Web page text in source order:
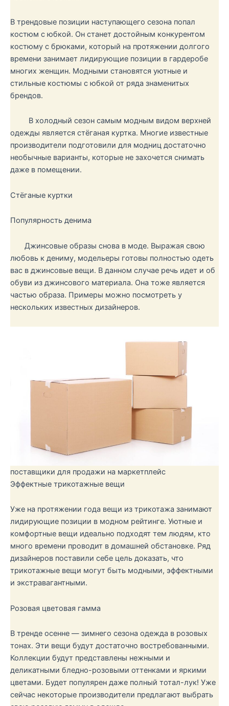
В трендовые позиции наступающего сезона попал
костюм с юбкой. Он станет достойным конкурентом
костюму с брюками, который на протяжении долгого
времени занимает лидирующие позиции в гардеробе
многих женщин. Модными становятся уютные и
стильные костюмы с юбкой от ряда знаменитых
брендов.
В холодный сезон самым модным видом верхней
одежды является стёганая куртка. Многие известные
производители подготовили для модниц достаточно
необычные варианты, которые не захочется снимать
даже в помещении.
Стёганые куртки
Популярность денима
Джинсовые образы снова в моде. Выражая свою
любовь к дениму, модельеры готовы полностью одеть
вас в джинсовые вещи. В данном случае речь идет и об
обуви из джинсового материала. Она тоже является
частью образа. Примеры можно посмотреть у
нескольких известных дизайнеров.
поставщики для продажи на маркетплейс
Эффектные трикотажные вещи
Уже на протяжении года вещи из трикотажа занимают
лидирующие позиции в модном рейтинге. Уютные и
комфортные вещи идеально подходят тем людям, кто
много времени проводит в домашней обстановке. Ряд
дизайнеров поставили себе цель доказать, что
трикотажные вещи могут быть модными, эффектными
и экстравагантными.
Розовая цветовая гамма
В тренде осенне — зимнего сезона одежда в розовых
тонах. Эти вещи будут достаточно востребованными.
Коллекции будут представлены нежными и
деликатными бледно-розовыми оттенками и яркими
цветами. Будет популярен даже полный тотал-лук! Уже
сейчас некоторые производители предлагают выбрать